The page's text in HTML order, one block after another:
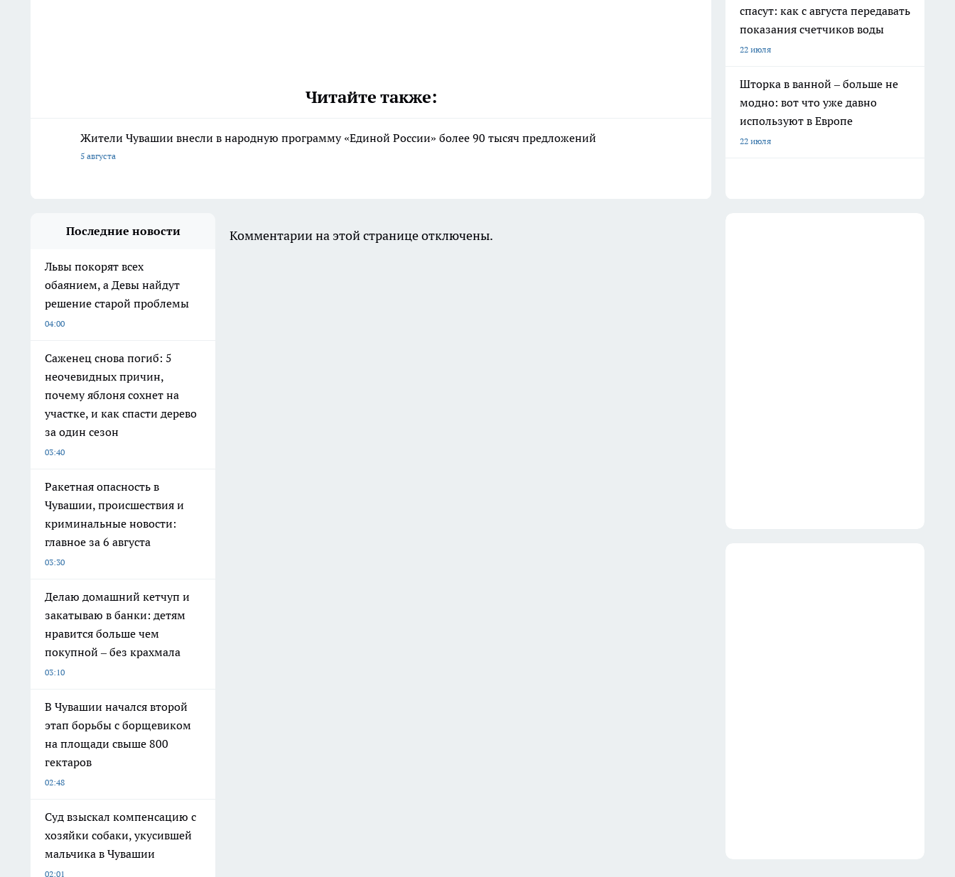
Читайте также:
Жители Чувашии внесли в народную программу «Единой России» более 90 тысяч предложений
5 августа
спасут: как с августа передавать
показания счетчиков воды
22 июля
Шторка в ванной – больше не
модно: вот что уже давно
используют в Европе
22 июля
Последние новости
Львы покорят всех
обаянием, а Девы найдут
решение старой проблемы
04:00
Саженец снова погиб: 5
неочевидных причин,
почему яблоня сохнет на
участке, и как спасти дерево
за один сезон
03:40
Ракетная опасность в
Чувашии, происшествия и
криминальные новости:
главное за 6 августа
03:30
Делаю домашний кетчуп и
закатываю в банки: детям
нравится больше чем
покупной – без крахмала
03:10
В Чувашии начался второй
этап борьбы с борщевиком
на площади свыше 800
гектаров
02:48
Суд взыскал компенсацию с
хозяйки собаки, укусившей
мальчика в Чувашии
02:01
Комментарии на этой странице отключены.